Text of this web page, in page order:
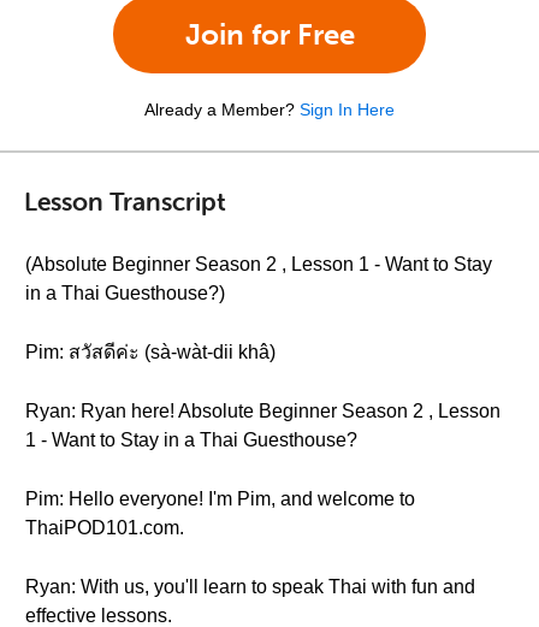
Join for Free
Already a Member? Sign In Here
Lesson Transcript
(Absolute Beginner Season 2 , Lesson 1 - Want to Stay
in a Thai Guesthouse?)
Pim: สวัสดีค่ะ (sà-wàt-dii khâ)
Ryan: Ryan here! Absolute Beginner Season 2 , Lesson
1 - Want to Stay in a Thai Guesthouse?
Pim: Hello everyone! I'm Pim, and welcome to
ThaiPOD101.com.
Ryan: With us, you'll learn to speak Thai with fun and
effective lessons.